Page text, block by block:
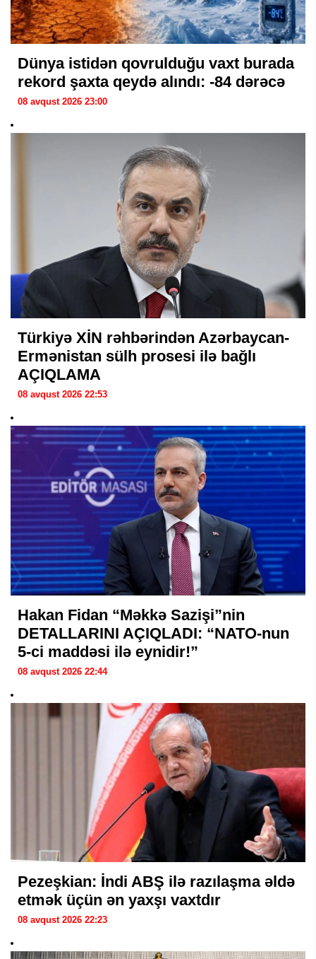
Dünya istidən qovrulduğu vaxt burada
rekord şaxta qeydə alındı: -84 dərəcə
08 avqust 2026 23:00
Türkiyə XİN rəhbərindən Azərbaycan-
Ermənistan sülh prosesi ilə bağlı
AÇIQLAMA
08 avqust 2026 22:53
Hakan Fidan “Məkkə Sazişi”nin
DETALLARINI AÇIQLADI: “NATO-nun
5-ci maddəsi ilə eynidir!”
08 avqust 2026 22:44
Pezeşkian: İndi ABŞ ilə razılaşma əldə
etmək üçün ən yaxşı vaxtdır
08 avqust 2026 22:23